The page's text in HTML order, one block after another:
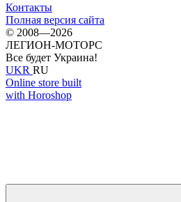
Контакты
Полная версия сайта
© 2008—2026
ЛЕГИОН-МОТОРС
Все будет Украина!
UKR RU
Online store built
with Horoshop